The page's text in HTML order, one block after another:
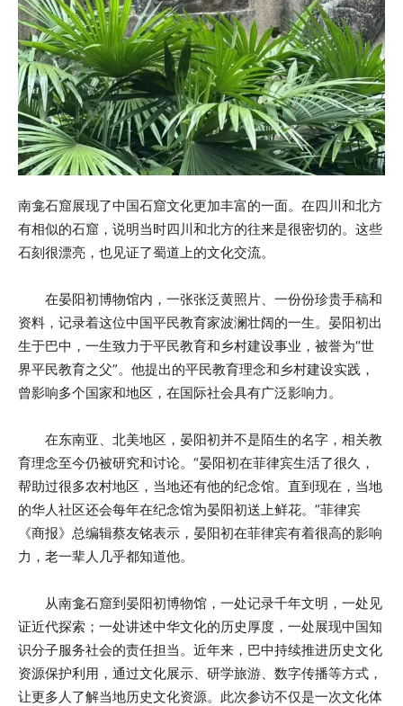
南龛石窟展现了中国石窟文化更加丰富的一面。在四川和北方
有相似的石窟，说明当时四川和北方的往来是很密切的。这些
石刻很漂亮，也见证了蜀道上的文化交流。
在晏阳初博物馆内，一张张泛黄照片、一份份珍贵手稿和
资料，记录着这位中国平民教育家波澜壮阔的一生。晏阳初出
生于巴中，一生致力于平民教育和乡村建设事业，被誉为“世
界平民教育之父”。他提出的平民教育理念和乡村建设实践，
曾影响多个国家和地区，在国际社会具有广泛影响力。
在东南亚、北美地区，晏阳初并不是陌生的名字，相关教
育理念至今仍被研究和讨论。“晏阳初在菲律宾生活了很久，
帮助过很多农村地区，当地还有他的纪念馆。直到现在，当地
的华人社区还会每年在纪念馆为晏阳初送上鲜花。”菲律宾
《商报》总编辑蔡友铭表示，晏阳初在菲律宾有着很高的影响
力，老一辈人几乎都知道他。
从南龛石窟到晏阳初博物馆，一处记录千年文明，一处见
证近代探索；一处讲述中华文化的历史厚度，一处展现中国知
识分子服务社会的责任担当。近年来，巴中持续推进历史文化
资源保护利用，通过文化展示、研学旅游、数字传播等方式，
让更多人了解当地历史文化资源。此次参访不仅是一次文化体